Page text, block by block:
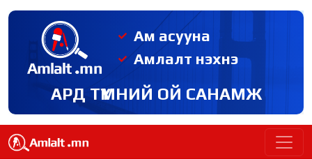
Ам асууна
Амлалт нэхнэ
АРД ТҮМНИЙ ОЙ САНАМЖ